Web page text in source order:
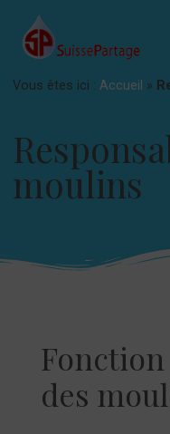
Vous êtes ici : Accueil »
moulins
Fonction
des